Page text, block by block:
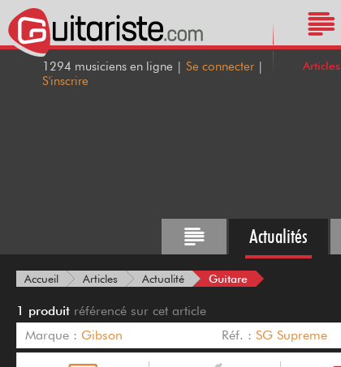
1294 musiciens en ligne | Se connecter |
S'inscrire
Articles
Actualités
Accueil Articles Actualité Guitare
1 produit référencé sur cet article
Marque : Gibson Réf. : SG Supreme